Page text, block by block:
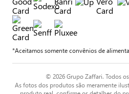
*Aceitamos somente convênios de
© 2026 Grupo Zaffari. Todos
As fotos dos produtos são meramente